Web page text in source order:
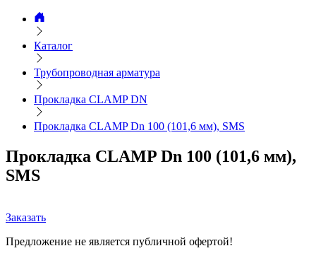
Каталог
Трубопроводная арматура
Прокладка CLAMP DN
Прокладка CLAMP Dn 100 (101,6 мм), SMS
Прокладка CLAMP Dn 100 (101,6 мм),
SMS
Заказать
Предложение не является публичной офертой!